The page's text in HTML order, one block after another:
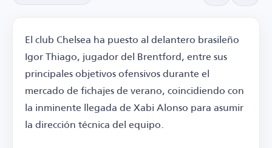
El club Chelsea ha puesto al delantero brasileño
Igor Thiago, jugador del Brentford, entre sus
principales objetivos ofensivos durante el
mercado de fichajes de verano, coincidiendo con
la inminente llegada de Xabi Alonso para asumir
la dirección técnica del equipo.